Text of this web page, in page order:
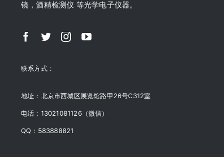
镜，酒精检测仪 等光学电子仪器。
联系方式：
地址：北京市西城区展览馆路甲26号C312室
电话：13021081126（微信）
QQ：583888821